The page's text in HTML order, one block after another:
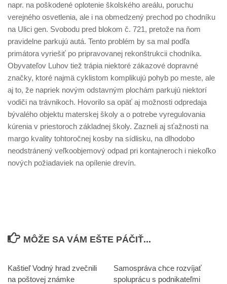
napr. na poškodené oplotenie školského areálu, poruchu
verejného osvetlenia, ale i na obmedzený prechod po chodníku
na Ulici gen. Svobodu pred blokom č. 721, pretože na ňom
pravidelne parkujú autá. Tento problém by sa mal podľa
primátora vyriešiť po pripravovanej rekonštrukcii chodníka.
Obyvateľov Luhov tiež trápia niektoré zákazové dopravné
značky, ktoré najmä cyklistom komplikujú pohyb po meste, ale
aj to, že napriek novým odstavným plochám parkujú niektorí
vodiči na trávnikoch. Hovorilo sa opäť aj možnosti odpredaja
bývalého objektu materskej školy a o potrebe vyregulovania
kúrenia v priestoroch základnej školy. Zazneli aj sťažnosti na
margo kvality tohtoročnej kosby na sídlisku, na dlhodobo
neodstránený veľkoobjemový odpad pri kontajneroch i niekoľko
nových požiadaviek na opílenie drevín.
MÔŽE SA VÁM EŠTE PÁČIŤ...
Kaštieľ Vodný hrad zvečnili
na poštovej známke
Samospráva chce rozvíjať
spoluprácu s podnikateľmi